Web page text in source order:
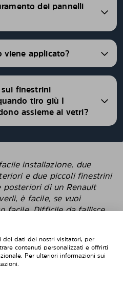
dei pannelli
viene applicato?
finestrini
tiro giù I
assieme ai vetri?
installazione, due
e due piccoli finestrini
di un Renault
è facile, se vuoi
facile. Difficile da fallisce
protettive che
alla finestra. "
dei dati dei nostri visitatori, per
contenuti personalizzati e offrirti
Per ulteriori informazioni sui